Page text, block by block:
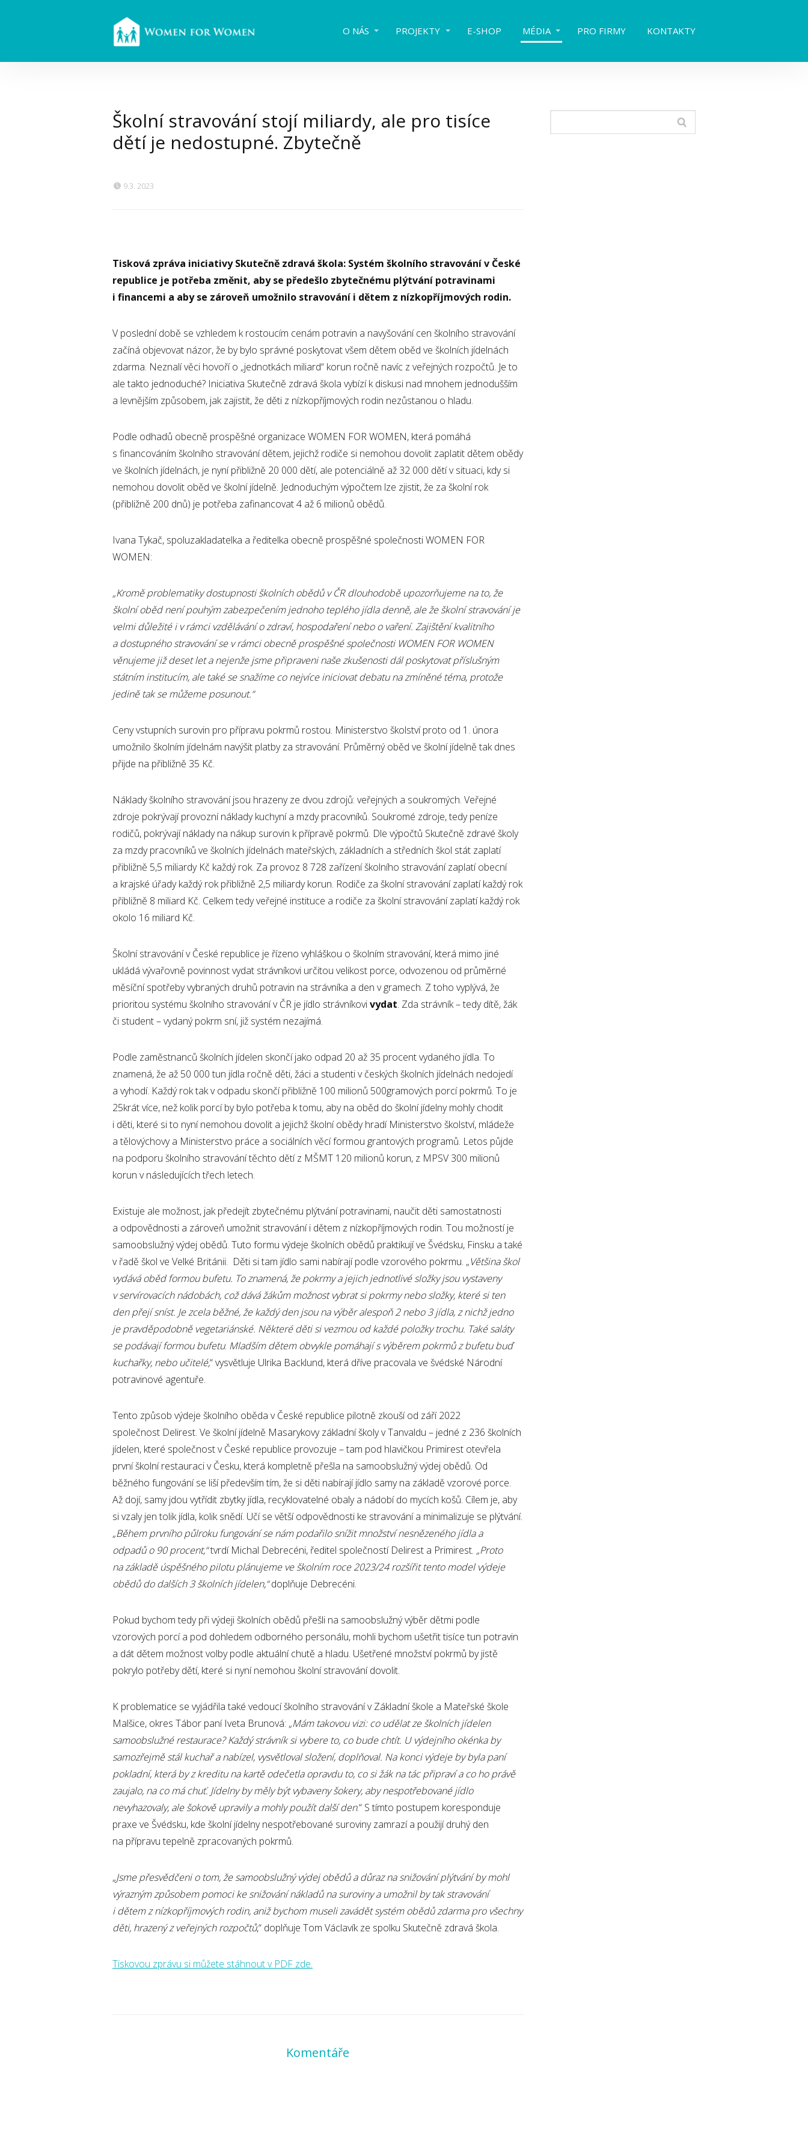
O NÁS PROJEKTY E-SHOP MÉDIA PRO FIRMY KONTAKTY
Školní stravování stojí miliardy, ale pro tisíce
dětí je nedostupné. Zbytečně
9.3. 2023
Tisková zpráva iniciativy Skutečně zdravá škola: Systém školního stravování v České
republice je potřeba změnit, aby se předešlo zbytečnému plýtvání potravinami
i financemi a aby se zároveň umožnilo stravování i dětem z nízkopříjmových rodin.
V poslední době se vzhledem k rostoucím cenám potravin a navyšování cen školního stravování
začíná objevovat názor, že by bylo správné poskytovat všem dětem oběd ve školních jídelnách
zdarma. Neznalí věci hovoří o „jednotkách miliard“ korun ročně navíc z veřejných rozpočtů. Je to
ale takto jednoduché? Iniciativa Skutečně zdravá škola vybízí k diskusi nad mnohem jednodušším
a levnějším způsobem, jak zajistit, že děti z nízkopříjmových rodin nezůstanou o hladu.
Podle odhadů obecně prospěšné organizace WOMEN FOR WOMEN, která pomáhá
s financováním školního stravování dětem, jejichž rodiče si nemohou dovolit zaplatit dětem obědy
ve školních jídelnách, je nyní přibližně 20 000 dětí, ale potenciálně až 32 000 dětí v situaci, kdy si
nemohou dovolit oběd ve školní jídelně. Jednoduchým výpočtem lze zjistit, že za školní rok
(přibližně 200 dnů) je potřeba zafinancovat 4 až 6 milionů obědů.
Ivana Tykač, spoluzakladatelka a ředitelka obecně prospěšné společnosti WOMEN FOR
WOMEN:
„Kromě problematiky dostupnosti školních obědů v ČR dlouhodobě upozorňujeme na to, že
školní oběd není pouhým zabezpečením jednoho teplého jídla denně, ale že školní stravování je
velmi důležité i v rámci vzdělávání o zdraví, hospodaření nebo o vaření. Zajištění kvalitního
a dostupného stravování se v rámci obecně prospěšné společnosti WOMEN FOR WOMEN
věnujeme již deset let a nejenže jsme připraveni naše zkušenosti dál poskytovat příslušným
státním institucím, ale také se snažíme co nejvíce iniciovat debatu na zmíněné téma, protože
jedině tak se můžeme posunout.“
Ceny vstupních surovin pro přípravu pokrmů rostou. Ministerstvo školství proto od 1. února
umožnilo školním jídelnám navýšit platby za stravování. Průměrný oběd ve školní jídelně tak dnes
přijde na přibližně 35 Kč.
Náklady školního stravování jsou hrazeny ze dvou zdrojů: veřejných a soukromých. Veřejné
zdroje pokrývají provozní náklady kuchyní a mzdy pracovníků. Soukromé zdroje, tedy peníze
rodičů, pokrývají náklady na nákup surovin k přípravě pokrmů. Dle výpočtů Skutečně zdravé školy
za mzdy pracovníků ve školních jídelnách mateřských, základních a středních škol stát zaplatí
přibližně 5,5 miliardy Kč každý rok. Za provoz 8 728 zařízení školního stravování zaplatí obecní
a krajské úřady každý rok přibližně 2,5 miliardy korun. Rodiče za školní stravování zaplatí každý rok
přibližně 8 miliard Kč. Celkem tedy veřejné instituce a rodiče za školní stravování zaplatí každý rok
okolo 16 miliard Kč.
Školní stravování v České republice je řízeno vyhláškou o školním stravování, která mimo jiné
ukládá vývařovně povinnost vydat strávníkovi určitou velikost porce, odvozenou od průměrné
měsíční spotřeby vybraných druhů potravin na strávníka a den v gramech. Z toho vyplývá, že
prioritou systému školního stravování v ČR je jídlo strávníkovivydat. Zda strávník – tedy dítě, žák
či student – vydaný pokrm sní, již systém nezajímá.
Podle zaměstnanců školních jídelen skončí jako odpad 20 až 35 procent vydaného jídla. To
znamená, že až 50 000 tun jídla ročně děti, žáci a studenti v českých školních jídelnách nedojedí
a vyhodí. Každý rok tak v odpadu skončí přibližně 100 milionů 500gramových porcí pokrmů. To je
25krát více, než kolik porcí by bylo potřeba k tomu, aby na oběd do školní jídelny mohly chodit
i děti, které si to nyní nemohou dovolit a jejichž školní obědy hradí Ministerstvo školství, mládeže
a tělovýchovy a Ministerstvo práce a sociálních věcí formou grantových programů. Letos půjde
na podporu školního stravování těchto dětí z MŠMT 120 milionů korun, z MPSV 300 milionů
korun v následujících třech letech.
Existuje ale možnost, jak předejít zbytečnému plýtvání potravinami, naučit děti samostatnosti
a odpovědnosti a zároveň umožnit stravování i dětem z nízkopříjmových rodin. Tou možností je
samoobslužný výdej obědů. Tuto formu výdeje školních obědů praktikují ve Švédsku, Finsku a také
v řadě škol ve Velké Británii. Děti si tam jídlo sami nabírají podle vzorového pokrmu. „Většina škol
vydává oběd formou bufetu. To znamená, že pokrmy a jejich jednotlivé složky jsou vystaveny
v servírovacích nádobách, což dává žákům možnost vybrat si pokrmy nebo složky, které si ten
den přejí sníst. Je zcela běžné, že každý den jsou na výběr alespoň 2 nebo 3 jídla, z nichž jedno
je pravděpodobně vegetariánské. Některé děti si vezmou od každé položky trochu. Také saláty
se podávají formou bufetu. Mladším dětem obvykle pomáhají s výběrem pokrmů z bufetu buď
kuchařky, nebo učitelé,“ vysvětluje Ulrika Backlund, která dříve pracovala ve švédské Národní
potravinové agentuře.
Tento způsob výdeje školního oběda v České republice pilotně zkouší od září 2022
společnost Delirest. Ve školní jídelně Masarykovy základní školy v Tanvaldu – jedné z 236 školních
jídelen, které společnost v České republice provozuje – tam pod hlavičkou Primirest otevřela
první školní restauraci v Česku, která kompletně přešla na samoobslužný výdej obědů. Od
běžného fungování se liší především tím, že si děti nabírají jídlo samy na základě vzorové porce.
Až dojí, samy jdou vytřídit zbytky jídla, recyklovatelné obaly a nádobí do mycích košů. Cílem je, aby
si vzaly jen tolik jídla, kolik snědí. Učí se větší odpovědnosti ke stravování a minimalizuje se plýtvání.
„Během prvního půlroku fungování se nám podařilo snížit množství nesnězeného jídla a
odpadů o 90 procent,“tvrdí Michal Debrecéni, ředitel společností Delirest a Primirest. „Proto
na základě úspěšného pilotu plánujeme ve školním roce 2023/24 rozšířit tento model výdeje
obědů do dalších 3 školních jídelen,“doplňuje Debrecéni.
Pokud bychom tedy při výdeji školních obědů přešli na samoobslužný výběr dětmi podle
vzorových porcí a pod dohledem odborného personálu, mohli bychom ušetřit tisíce tun potravin
a dát dětem možnost volby podle aktuální chutě a hladu. Ušetřené množství pokrmů by jistě
pokrylo potřeby dětí, které si nyní nemohou školní stravování dovolit.
K problematice se vyjádřila také vedoucí školního stravování v Základní škole a Mateřské škole
Malšice, okres Tábor paní Iveta Brunová: „Mám takovou vizi: co udělat ze školních jídelen
samoobslužné restaurace? Každý strávník si vybere to, co bude chtít. U výdejního okénka by
samozřejmě stál kuchař a nabízel, vysvětloval složení, doplňoval. Na konci výdeje by byla paní
pokladní, která by z kreditu na kartě odečetla opravdu to, co si žák na tác připraví a co ho právě
zaujalo, na co má chuť. Jídelny by měly být vybaveny šokery, aby nespotřebované jídlo
nevyhazovaly, ale šokově upravily a mohly použít další den.“ S tímto postupem koresponduje
praxe ve Švédsku, kde školní jídelny nespotřebované suroviny zamrazí a použijí druhý den
na přípravu tepelně zpracovaných pokrmů.
„Jsme přesvědčeni o tom, že samoobslužný výdej obědů a důraz na snižování plýtvání by mohl
výrazným způsobem pomoci ke snižování nákladů na suroviny a umožnil by tak stravování
i dětem z nízkopříjmových rodin, aniž bychom museli zavádět systém obědů zdarma pro všechny
děti, hrazený z veřejných rozpočtů,“ doplňuje Tom Václavík ze spolku Skutečně zdravá škola.
Tiskovou zprávu si můžete stáhnout v PDF zde.
Komentáře